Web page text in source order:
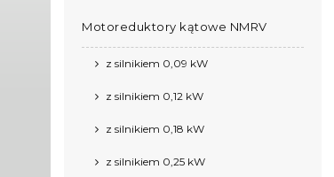
Motoreduktory kątowe NMRV
z silnikiem 0,09 kW
z silnikiem 0,12 kW
z silnikiem 0,18 kW
z silnikiem 0,25 kW